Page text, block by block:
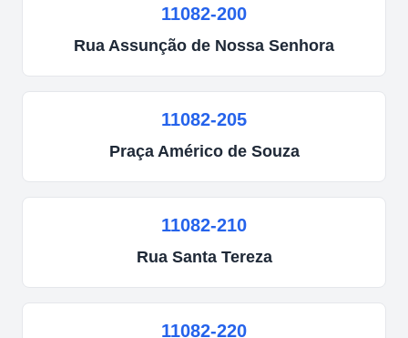
11082-200
Rua Assunção de Nossa Senhora
11082-205
Praça Américo de Souza
11082-210
Rua Santa Tereza
11082-220